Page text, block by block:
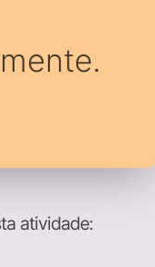
atividade: